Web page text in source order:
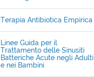
Terapia Antibiotica Empirica
Linee Guida per il
Trattamento delle Sinusiti
Batteriche Acute negli Adulti
e nei Bambini